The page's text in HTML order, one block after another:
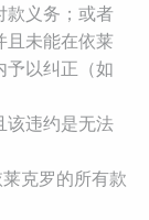
款义务；或者
且未能在依莱
予以纠正（如
该违约是无法
克罗的所有款